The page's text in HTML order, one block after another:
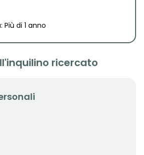
Più di 1 anno
ricercato